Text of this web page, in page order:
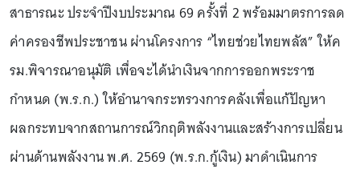
สาธารณะ ประจำปีงบประมาณ 69 ครั้งที่ 2 พร้อมมาตรการลด
ค่าครองชีพประชาชน ผ่านโครงการ “ไทยช่วยไทยพลัส” ให้ค
รม.พิจารณาอนุมัติ เพื่อจะได้นำเงินจากการออกพระราช
กำหนด (พ.ร.ก.) ให้อำนาจกระทรวงการคลังเพื่อแก้ปัญหา
ผลกระทบจากสถานการณ์วิกฤติพลังงานและสร้างการเปลี่ยน
ผ่านด้านพลังงาน พ.ศ. 2569 (พ.ร.ก.กู้เงิน) มาดำเนินการ